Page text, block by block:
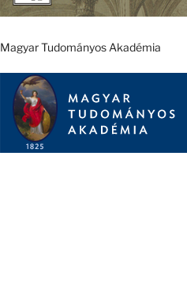
Magyar Tudományos Akadémia